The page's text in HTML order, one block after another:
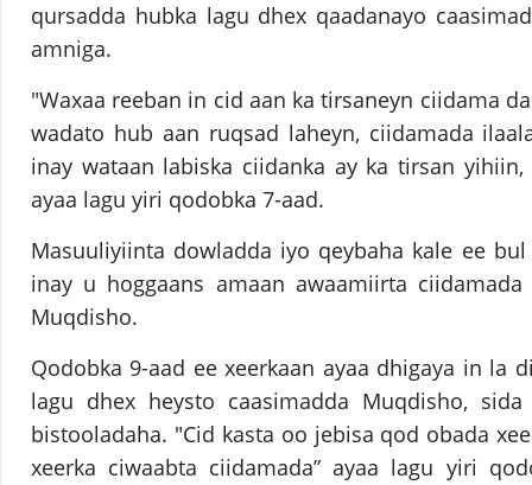
qursadda hubka lagu dhex qaadanayo
amniga.
"Waxaa reeban in cid aan ka tirsaneyn ciidama
wadato hub aan ruqsad laheyn, ciidamada
inay wataan labiska ciidanka ay ka tirsan
ayaa lagu yiri qodobka 7-aad.
Masuuliyiinta dowladda iyo qeybaha kale ee
inay u hoggaans amaan awaamiirta
Muqdisho.
Qodobka 9-aad ee xeerkaan ayaa dhigaya in la
lagu dhex heysto caasimadda Muqdisho,
bistooladaha. "Cid kasta oo jebisa qod obada
xeerka ciwaabta ciidamada” ayaa lagu yiri